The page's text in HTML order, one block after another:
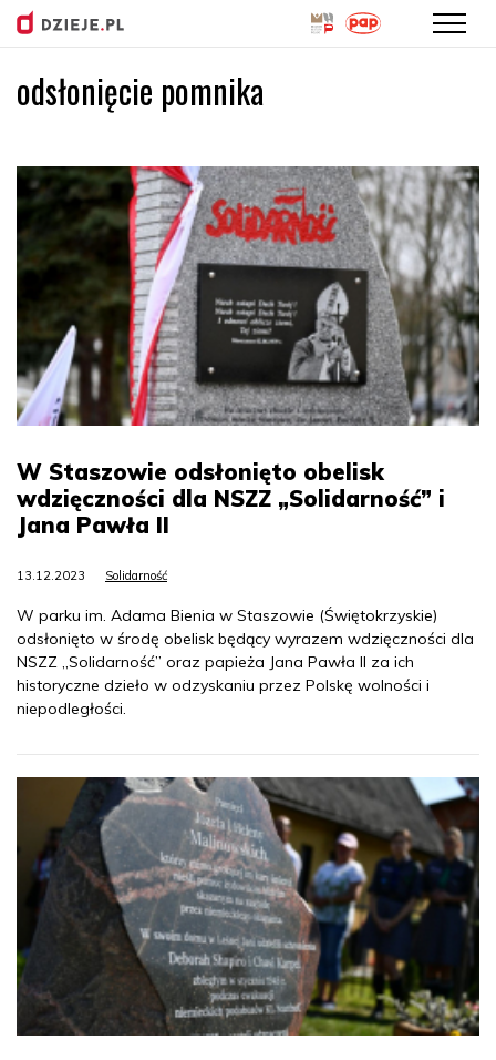
Przejdź
do
odsłonięcie pomnika
W Staszowie odsłonięto obelisk
wdzięczności dla NSZZ „Solidarność” i
Jana Pawła II
13.12.2023 Solidarność
W parku im. Adama Bienia w Staszowie (Świętokrzyskie)
odsłonięto w środę obelisk będący wyrazem wdzięczności dla
NSZZ „Solidarność” oraz papieża Jana Pawła II za ich
historyczne dzieło w odzyskaniu przez Polskę wolności i
niepodległości.